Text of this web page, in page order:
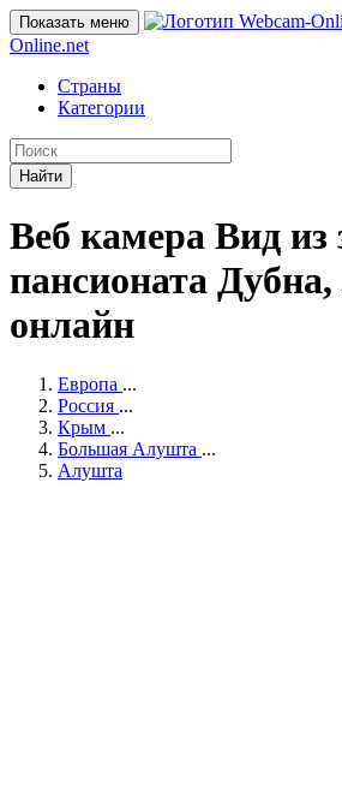
Показать меню
Online.net
Страны
Категории
Найти
Веб камера Вид из
пансионата
онлайн
Европа ...
Россия ...
Крым ...
Большая Алушта ...
Алушта